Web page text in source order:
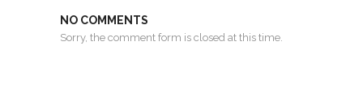
NO COMMENTS
Sorry, the comment form is closed at this time.